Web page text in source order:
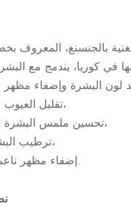
بالجنسنغ، المعروف
– تقليل العيوب بشكل واضح،
– تحسين ملمس البشرة بشكل واضح،
– ترطيب البشرة وتنعيمها،
– إضفاء مظهر ناعم وغير دهني.